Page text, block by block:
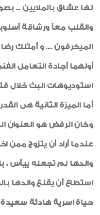
لها عشاق بالملايين ...
والقلب معاً ورشاقة
الميكرفون .... و أمتلك
أولهما أجادة التعامل
استوديوهات البث خلال
أما الميزة الثانية هى
وكان الرفض هو العنوان
عندما أراد أن يتزوج
والدها لم تجعله ييأس
استطاع أن يقنع والدها
حياة اسرية هادئة